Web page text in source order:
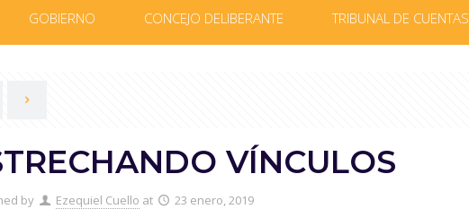
GOBIERNO CONCEJO DELIBERANTE TRIBUNAL DE CUENTAS
VÍNCULOS
by Ezequiel Cuello at 23 enero, 2019